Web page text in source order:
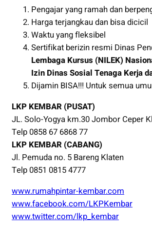
Pengajar yang ramah dan
Harga terjangkau dan bisa dicicil
Waktu yang fleksibel
Sertifikat berizin resmi Dinas
Lembaga Kursus (NILEK)
Izin Dinas Sosial Tenaga Kerja
Dijamin BISA!!! Untuk semua
LKP KEMBAR (PUSAT)
JL. Solo-Yogya km.30 Jombor Ceper
Telp 0858 67 6868 77
LKP KEMBAR (CABANG)
Jl. Pemuda no. 5 Bareng Klaten
Telp 0851 0815 4777
www.rumahpintar-kembar.com
www.facebook.com/LKPKembar
www.twitter.com/lkp_kembar